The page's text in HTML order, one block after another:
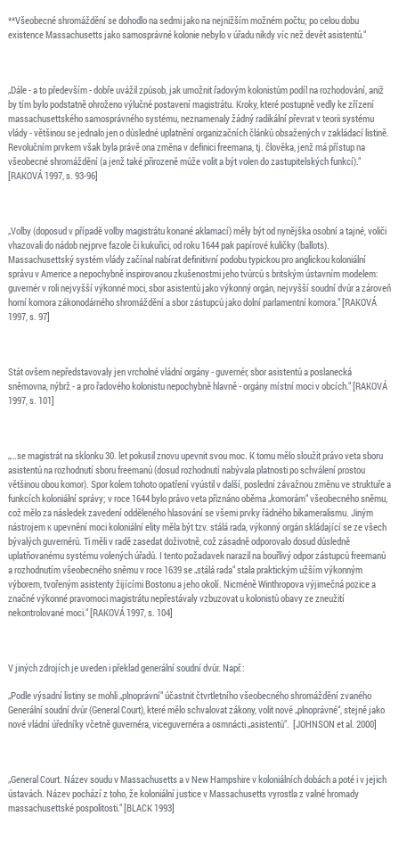
**Všeobecné shromáždění se dohodlo na sedmi jako na nejnižším možném počtu; po celou dobu
existence Massachusetts jako samosprávné kolonie nebylo v úřadu nikdy víc než devět asistentů.“
„Dále - a to především - dobře uvážil způsob, jak umožnit řadovým kolonistům podíl na rozhodování, aniž
by tím bylo podstatně ohroženo výlučné postavení magistrátu. Kroky, které postupně vedly ke zřízení
massachusettského samosprávného systému, neznamenaly žádný radikální převrat v teorii systému
vlády - většinou se jednalo jen o důsledné uplatnění organizačních článků obsažených v zakládací listině.
Revolučním prvkem však byla právě ona změna v definici freemana, tj. člověka, jenž má přístup na
všeobecné shromáždění (a jenž také přirozeně může volit a být volen do zastupitelských funkcí).“
[RAKOVÁ 1997, s. 93-96]
„Volby (doposud v případě volby magistrátu konané aklamací) měly být od nynějška osobní a tajné, voliči
vhazovali do nádob nejprve fazole či kukuřici, od roku 1644 pak papírové kuličky (ballots).
Massachusettský systém vlády začínal nabírat definitivní podobu typickou pro anglickou koloniální
správu v Americe a nepochybně inspirovanou zkušenostmi jeho tvůrců s britským ústavním modelem:
guvernér v roli nejvyšší výkonné moci, sbor asistentů jako výkonný orgán, nejvyšší soudní dvůr a zároveň
horní komora zákonodárného shromáždění a sbor zástupců jako dolní parlamentní komora.“ [RAKOVÁ
1997, s. 97]
Stát ovšem nepředstavovaly jen vrcholné vládní orgány - guvernér, sbor asistentů a poslanecká
sněmovna, nýbrž - a pro řadového kolonistu nepochybně hlavně - orgány místní moci v obcích.“ [RAKOVÁ
1997, s. 101]
„…se magistrát na sklonku 30. let pokusil znovu upevnit svou moc. K tomu mělo sloužit právo veta sboru
asistentů na rozhodnutí sboru freemanů (dosud rozhodnutí nabývala platnosti po schválení prostou
většinou obou komor). Spor kolem tohoto opatření vyústil v další, poslední závažnou změnu ve struktuře a
funkcích koloniální správy; v roce 1644 bylo právo veta přiznáno oběma „komorám“ všeobecného sněmu,
což mělo za následek zavedení odděleného hlasování se všemi prvky řádného bikameralismu. Jiným
nástrojem к upevnění moci koloniální elity měla být tzv. stálá rada, výkonný orgán skládající se ze všech
bývalých guvernérů. Ti měli v radě zasedat doživotně, což zásadně odporovalo dosud důsledně
uplatňovanému systému volených úřadů. I tento požadavek narazil na bouřlivý odpor zástupců freemanů
a rozhodnutím všeobecného sněmu v roce 1639 se „stálá rada“ stala praktickým užším výkonným
výborem, tvořeným asistenty žijícími Bostonu a jeho okolí. Nicméně Winthropova výjimečná pozice a
značné výkonné pravomoci magistrátu nepřestávaly vzbuzovat u kolonistů obavy ze zneužití
nekontrolované moci.“ [RAKOVÁ 1997, s. 104]
V jiných zdrojích je uveden i překlad generální soudní dvůr. Např.:
„Podle výsadní listiny se mohli „plnoprávní“ účastnit čtvrtletního všeobecného shromáždění zvaného
Generální soudní dvůr (General Court), které mělo schvalovat zákony, volit nové „plnoprávné“, stejně jako
nové vládní úředníky včetně guvernéra, viceguvernéra a osmnácti „asistentů“. [JOHNSON et al. 2000]
„General Court. Název soudu v Massachusetts a v New Hampshire v koloniálních dobách a poté i v jejich
ústavách. Název pochází z toho, že koloniální justice v Massachusetts vyrostla z valné hromady
massachusettské pospolitosti.“ [BLACK 1993]